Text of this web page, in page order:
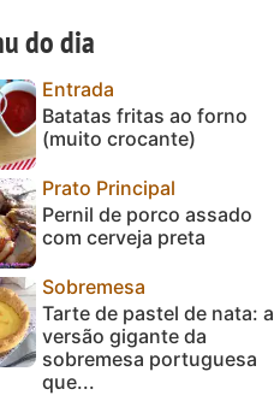
do dia
Entrada
Batatas fritas ao forno
(muito crocante)
Prato Principal
Pernil de porco assado
com cerveja preta
Sobremesa
Tarte de pastel de nata: a
versão gigante da
sobremesa portuguesa
que...